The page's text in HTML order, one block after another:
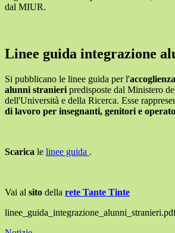
dal MIUR.
Linee guida integrazione
Si pubblicano le linee guida per l'
alunni stranieri predisposte dal Ministero
dell'Università e della Ricerca. Esse
di lavoro per insegnanti, genitori e
Scarica le linee guida .
Vai al sito della rete Tante Tinte